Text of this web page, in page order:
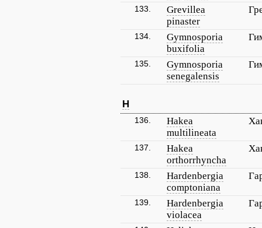
133.
Grevillea
pinaster
134.
Gymnosporia
buxifolia
135.
Gymnosporia
senegalensis
H
136.
Hakea
multilineata
137.
Hakea
orthorrhyncha
138.
Hardenbergia
comptoniana
139.
Hardenbergia
violacea